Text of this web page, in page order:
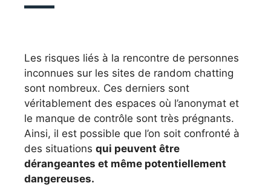
Les risques liés à la rencontre de personnes
inconnues sur les sites de random chatting
sont nombreux. Ces derniers sont
véritablement des espaces où l’anonymat et
le manque de contrôle sont très prégnants.
Ainsi, il est possible que l’on soit confronté à
des situations qui peuvent être
dérangeantes et même potentiellement
dangereuses.